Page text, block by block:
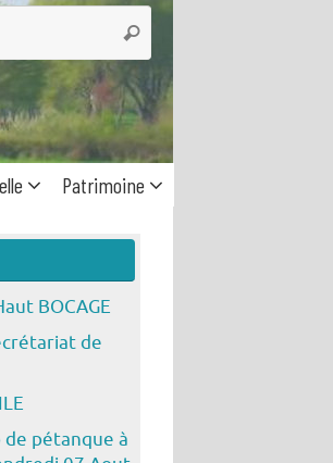
Rechercher
Patrimoine
BOCAGE
de
de pétanque à